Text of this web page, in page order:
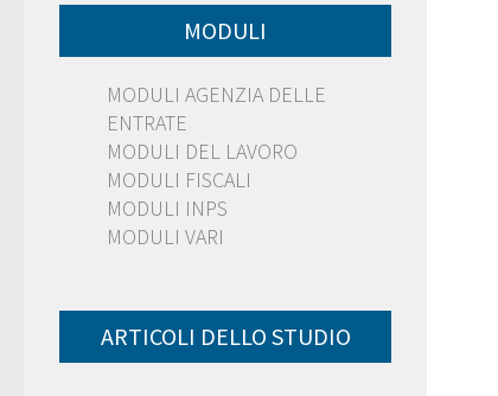
MODULI
MODULI AGENZIA DELLE
ENTRATE
MODULI DEL LAVORO
MODULI FISCALI
MODULI INPS
MODULI VARI
ARTICOLI DELLO STUDIO